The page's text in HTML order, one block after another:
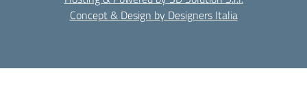
Concept & Design by Designers Italia